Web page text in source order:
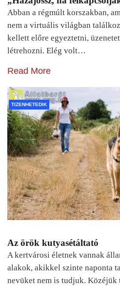
Abban a régmúlt korszakban,
nem a virtuális világban
kellett előre egyeztetni,
létrehozni. Elég volt…
Read More
TIZENHETEDIK
Az örök kutyasétáltató
A kertvárosi életnek vannak
alakok, akikkel szinte naponta
nevüket nem is tudjuk.